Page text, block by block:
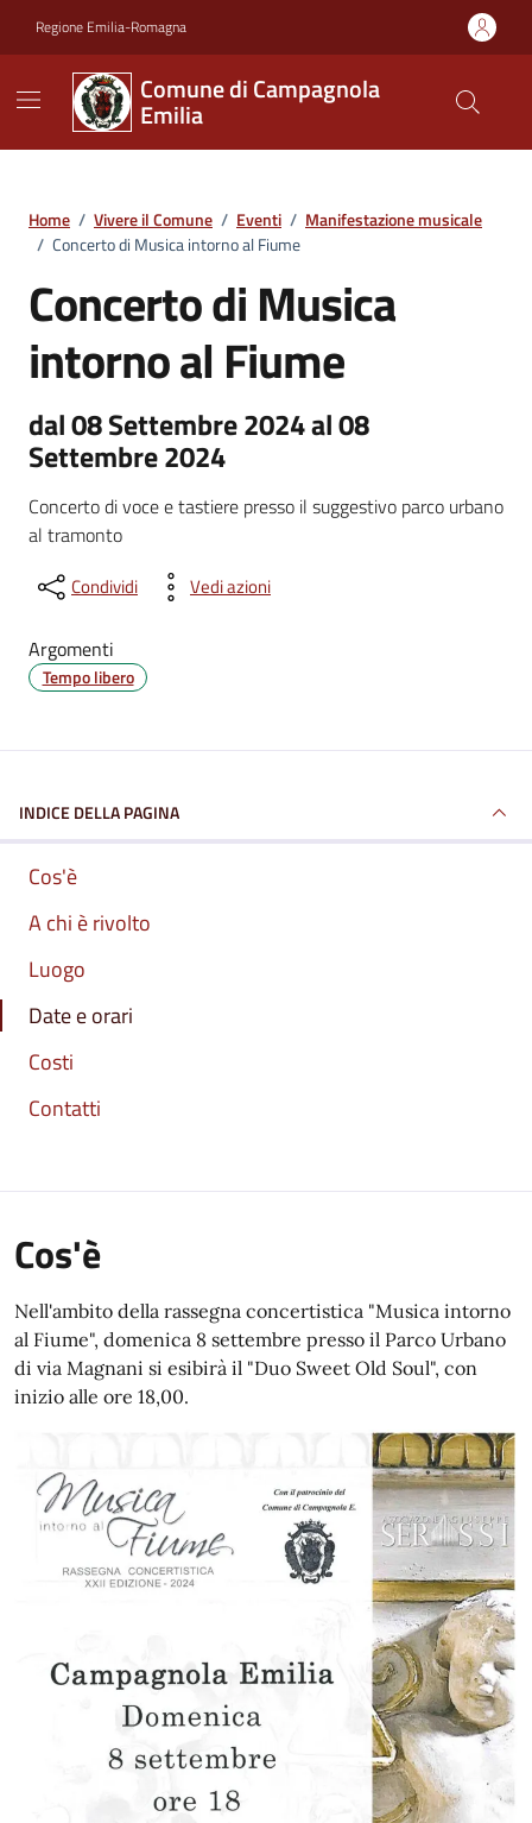
Regione Emilia-Romagna
Comune di Campagnola
Emilia
Home / Vivere il Comune / Eventi / Manifestazione musicale
/ Concerto di Musica intorno al Fiume
Concerto di Musica
intorno al Fiume
dal 08 Settembre 2024 al 08
Settembre 2024
Concerto di voce e tastiere presso il suggestivo parco urbano
al tramonto
Condividi Vedi azioni
Argomenti
Tempo libero
INDICE DELLA PAGINA
Cos'è
A chi è rivolto
Luogo
Date e orari
Costi
Contatti
Cos'è
Nell'ambito della rassegna concertistica "Musica intorno
al Fiume", domenica 8 settembre presso il Parco Urbano
di via Magnani si esibirà il "Duo Sweet Old Soul", con
inizio alle ore 18,00.